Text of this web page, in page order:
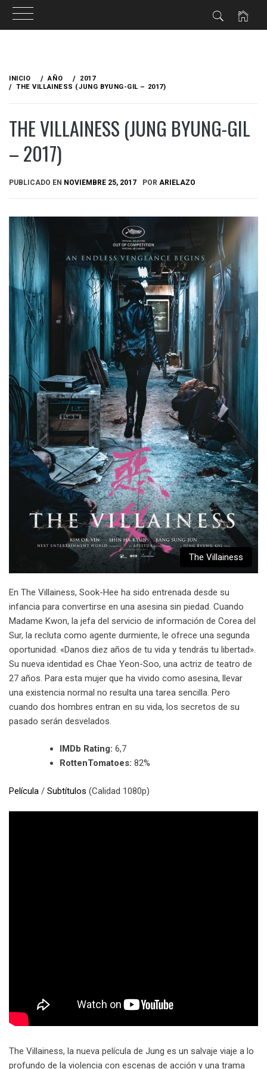
contenido
INICIO AÑO
2017
THE VILLAINESS (JUNG BYUNG-GIL – 2017)
THE VILLAINESS (JUNG BYUNG-GIL
– 2017)
PUBLICADO EN NOVIEMBRE 25, 2017 POR ARIELAZO
The Villainess
En The Villainess, Sook-Hee ha sido entrenada desde su
infancia para convertirse en una asesina sin piedad. Cuando
Madame Kwon, la jefa del servicio de información de Corea del
Sur, la recluta como agente durmiente, le ofrece una segunda
oportunidad. «Danos diez años de tu vida y tendrás tu libertad».
Su nueva identidad es Chae Yeon-Soo, una actriz de teatro de
27 años. Para esta mujer que ha vivido como asesina, llevar
una existencia normal no resulta una tarea sencilla. Pero
cuando dos hombres entran en su vida, los secretos de su
pasado serán desvelados.
IMDb Rating: 6,7
RottenTomatoes: 82%
Película / Subtítulos (Calidad 1080p)
The Villainess, la nueva película de Jung es un salvaje viaje a lo
profundo de la violencia con escenas de acción y una trama